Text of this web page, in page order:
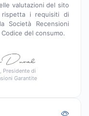
valutazioni del sito
i requisiti di
Società Recensioni
del consumo.
Presidente di
Garantite